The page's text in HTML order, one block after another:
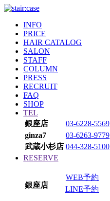
INFO
PRICE
HAIR CATALOG
SALON
STAFF
COLUMN
PRESS
RECRUIT
FAQ
SHOP
TEL
銀座店
03-6228-5569
ginza7
03-6263-9779
武蔵小杉店 044-328-5100
RESERVE
銀座店
WEB予約
LINE予約